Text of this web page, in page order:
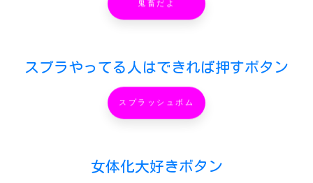
鬼畜だよ
スプラやってる人はできれば押すボタン
スプラッシュボム
女体化大好きボタン